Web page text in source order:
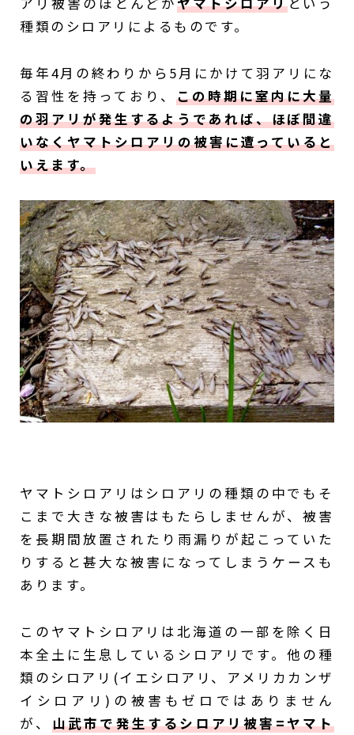
種類のシロアリによるものです。
毎年4月の終わりから5月にかけて羽アリにな
る習性を持っており、この時期に室内に大量
の羽アリが発生するようであれば、ほぼ間違
いなくヤマトシロアリの被害に遭っていると
いえます。
ヤマトシロアリはシロアリの種類の中でもそ
こまで大きな被害はもたらしませんが、被害
を長期間放置されたり雨漏りが起こっていた
りすると甚大な被害になってしまうケースも
あります。
このヤマトシロアリは北海道の一部を除く日
本全土に生息しているシロアリです。他の種
類のシロアリ(イエシロアリ、アメリカカンザ
イシロアリ)の被害もゼロではありません
が、 山武市で発生するシロアリ被害=ヤマト